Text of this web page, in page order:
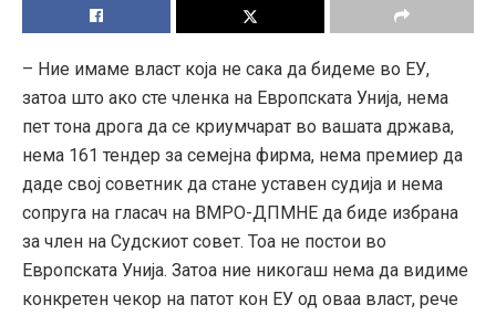
– Ние имаме власт која не сака да бидеме во ЕУ,
затоа што ако сте членка на Европската Унија, нема
пет тона дрога да се криумчарат во вашата држава,
нема 161 тендер за семејна фирма, нема премиер да
даде свој советник да стане уставен судија и нема
сопруга на гласач на ВМРО-ДПМНЕ да биде избрана
за член на Судскиот совет. Тоа не постои во
Европската Унија. Затоа ние никогаш нема да видиме
конкретен чекор на патот кон ЕУ од оваа власт, рече